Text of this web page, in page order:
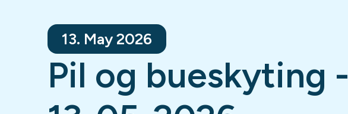
13. May 2026
Pil og bueskyting -